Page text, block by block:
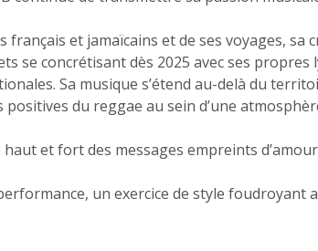
et jamaïcains et de ses voyages, sa
se concrétisant dès 2025 avec ses propres
Sa musique s’étend au-delà du
du reggae au sein d’une
et fort des messages empreints
un exercice de style foudroyant